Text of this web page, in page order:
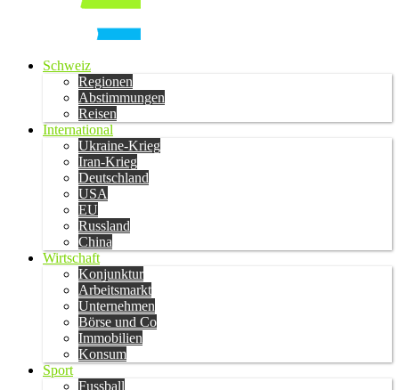
Schweiz
Regionen
Abstimmungen
Reisen
International
Ukraine-Krieg
Iran-Krieg
Deutschland
USA
EU
Russland
China
Wirtschaft
Konjunktur
Arbeitsmarkt
Unternehmen
Börse und Co
Immobilien
Konsum
Sport
Fussball